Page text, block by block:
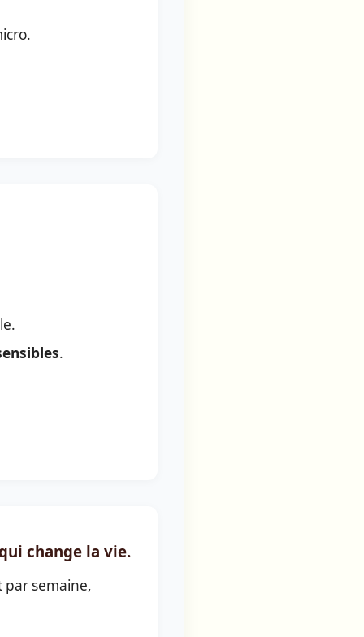
.
change la vie.
par semaine,